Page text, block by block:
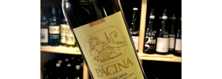
Pacina est un vin riche,
généreux, digne représentant
de la Toscane. C’est un vin de
gastronomie, qui donne